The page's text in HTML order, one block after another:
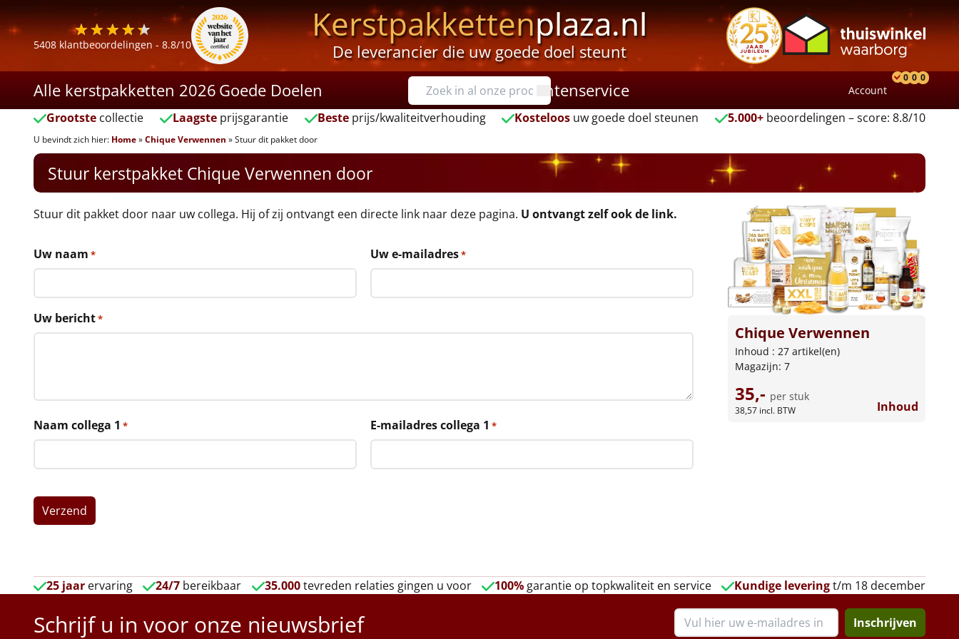
5408 klantbeoordelingen - 8.8/10 Kerstpakkettenplaza.nl
De leverancier die uw goede doel steunt
Alle kerstpakketten 2026 Goede Doelen Klantenservice Account
0 0 0
Grootste collectie Laagsteprijsgarantie Besteprijs/kwaliteitverhouding Kosteloos uw goede doel steunen 5.000+ beoordelingen – score: 8.8/10
U bevindt zich hier: Home»Chique Verwennen »Stuur dit pakket door
Stuur kerstpakket Chique Verwennen door
Stuur dit pakket door naar uw collega. Hij of zij ontvangt een directe link naar deze pagina. U ontvangt zelf ook de link.
Uw naam * Uw e-mailadres*
Uw bericht*
Naam collega 1 * E-mailadres collega 1 *
Chique Verwennen
Inhoud : 27 artikel(en)
Magazijn: 7
35,- per stuk
38,57 incl. BTW Inhoud
25 jaar ervaring 24/7 bereikbaar 35.000tevreden relaties gingen u voor 100%garantie op topkwaliteit en service Kundige leveringt/m 18 december
Schrijf u in voor onze nieuwsbrief Inschrijven